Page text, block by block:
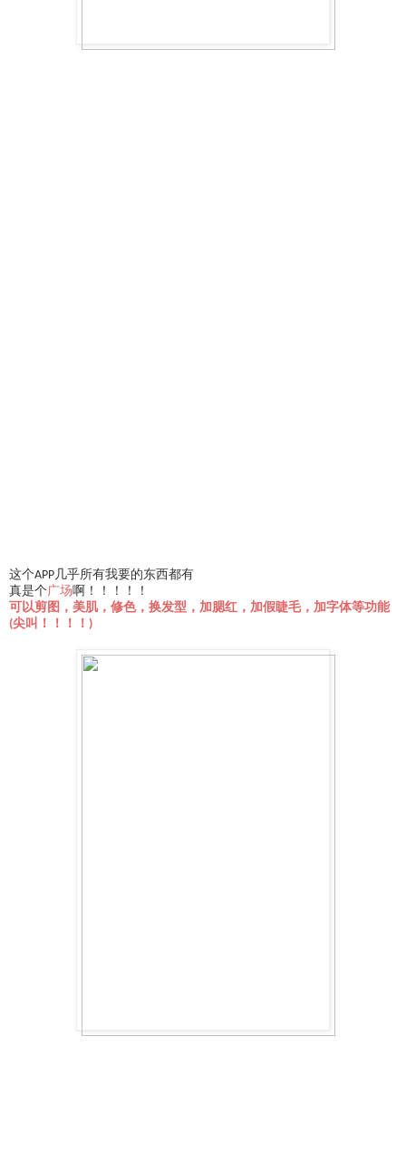
这个APP几乎所有我要的东西都有
真是个广场啊！！！！！
可以剪图，美肌，修色，换发型，加腮红，加假睫毛，加字体等功能
(尖叫！！！！)